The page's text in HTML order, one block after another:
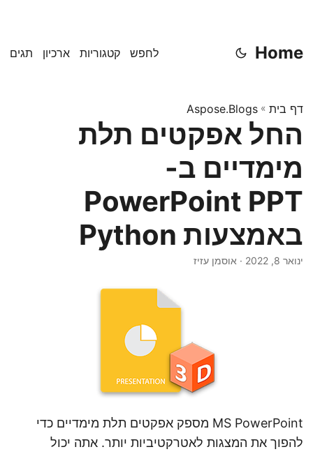
Home לחפש קטגוריות ארכיון תגים
דף בית »
Aspose.Blogs
החל אפקטים תלת
מימדיים ב-
PowerPoint PPT
באמצעות Python
ינואר 8, 2022 · אוסמן עזיז
MS PowerPoint מספק אפקטים תלת מימדיים כדי
להפוך את המצגות לאטרקטיביות יותר. אתה יכול